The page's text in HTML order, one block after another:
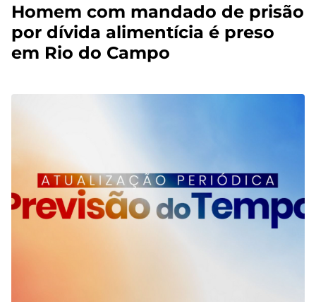
Homem com mandado de prisão
por dívida alimentícia é preso
em Rio do Campo